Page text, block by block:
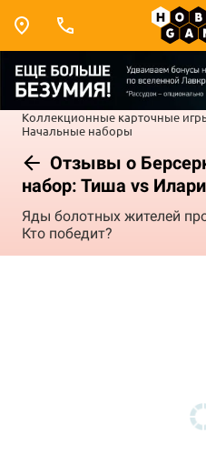
Коллекционные карточные
Начальные наборы
Отзывы о
набор: Тиша vs
Яды болотных жителей
Кто победит?